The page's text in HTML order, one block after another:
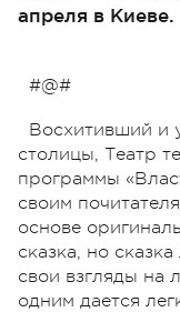
апреля в Киеве.
#@#
Восхитивший и
столицы, Театр
программы
своим
основе
сказка, но
свои взгляды на
одним дается